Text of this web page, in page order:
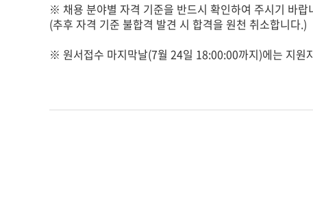
※ 채용 분야별 자격 기준을 반드시 확인하여 주시기 바랍
(추후 자격 기준 불합격 발견 시 합격을 원천 취소합니다.)
※ 원서접수 마지막날(7월 24일 18:00:00까지)에는 지원